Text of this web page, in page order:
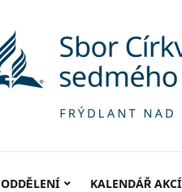
ODDĚLENÍ KALENDÁŘ AKCÍ